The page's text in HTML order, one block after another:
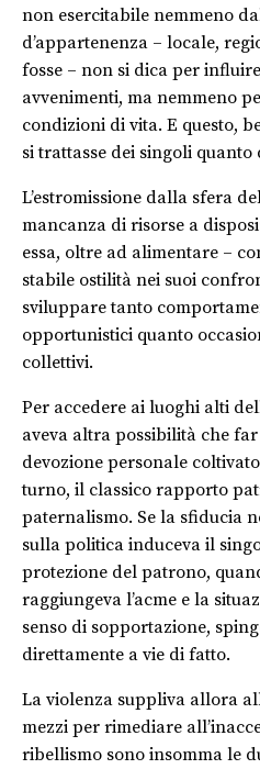
non esercitabile nemmeno
d’appartenenza – locale,
fosse – non si dica per
avvenimenti, ma nemmeno
condizioni di vita. E questo,
si trattasse dei singoli
L’estromissione dalla sfera
mancanza di risorse a
essa, oltre ad alimentare –
stabile ostilità nei suoi
sviluppare tanto
opportunistici quanto
collettivi.
Per accedere ai luoghi alti
aveva altra possibilità che
devozione personale
turno, il classico rapporto
paternalismo. Se la sfiducia
sulla politica induceva il
protezione del patrono,
raggiungeva l’acme e la
senso di sopportazione,
direttamente a vie di fatto.
La violenza suppliva allora
mezzi per rimediare
ribellismo sono insomma le